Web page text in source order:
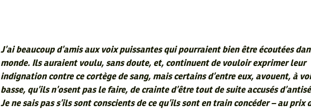
J’ai beaucoup d’amis aux voix puissantes qui pourraient bien être écoutées
monde. Ils auraient voulu, sans doute, et, continuent de vouloir exprimer leur
indignation contre ce cortège de sang, mais certains d’entre eux, avouent, à
basse, qu’ils n’osent pas le faire, de crainte d’être tout de suite accusés
Je ne sais pas s’ils sont conscients de ce qu’ils sont en train concéder – au prix